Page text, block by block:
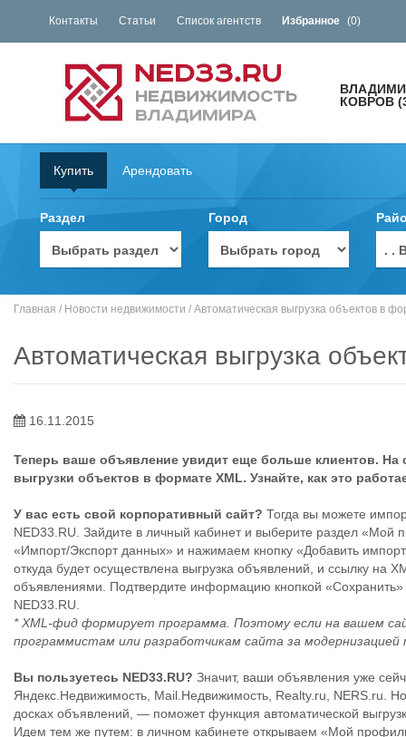
Контакты Статьи Список агентств Избранное (0)
КОВРОВ
Купить Арендовать
Раздел Город
. .
Главная / Новости недвижимости / Автоматическая выгрузка объектов в
Автоматическая выгрузка
16.11.2015
Теперь ваше объявление увидит еще больше клиентов. На
выгрузки объектов в формате XML. Узнайте, как это
У вас есть свой корпоративный сайт? Тогда вы можете
NED33.RU. Зайдите в личный кабинет и выберите раздел
«Импорт/Экспорт данных» и нажимаем кнопку «Добавить
откуда будет осуществлена выгрузка объявлений, и ссылку
объявлениями. Подтвердите информацию кнопкой «Сохранить»
NED33.RU.
* XML-фид формирует программа. Поэтому если на вашем
программистам или разработчикам сайта за модернизацией
Вы пользуетесь NED33.RU? Значит, ваши объявления уже
Яндекс.Недвижимость, Mail.Недвижимость, Realty.ru, NERS.ru.
досках объявлений, — поможет функция автоматической
Идем тем же путем: в личном кабинете открываем «Мой